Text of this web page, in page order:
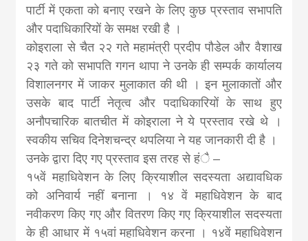
पार्टी में एकता को बनाए रखने के लिए कुछ प्रस्ताव सभापति
और पदाधिकारियों के समक्ष रखी है ।
कोइराला से चैत २२ गते महामंत्री प्रदीप पौडेल और वैशाख
२३ गते को सभापति गगन थापा ने उनके ही सम्पर्क कार्यालय
विशालनगर में जाकर मुलाकात की थी । इन मुलाकातों और
उसके बाद पार्टी नेतृत्व और पदाधिकारियों के साथ हुए
अनौपचारिक बातचीत में कोइराला ने ये प्रस्ताव रखे थे ।
स्वकीय सचिव दिनेशचन्द्र थपलिया ने यह जानकारी दी है ।
उनके द्वारा दिए गए प्रस्ताव इस तरह से हंै –
१५वें महाधिवेशन के लिए क्रियाशील सदस्यता अद्यावधिक
को अनिवार्य नहीं बनाना । १४ वें महाधिवेशन के बाद
नवीकरण किए गए और वितरण किए गए क्रियाशील सदस्यता
के ही आधार में १५वां महाधिवेशन करना । १४वें महाधिवेशन